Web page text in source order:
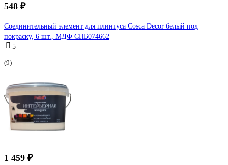
548 ₽
Соединительный элемент для плинтуса Cosca Decor белый под
покраску, 6 шт., МДФ СПБ074662
5
(9)
1 459 ₽